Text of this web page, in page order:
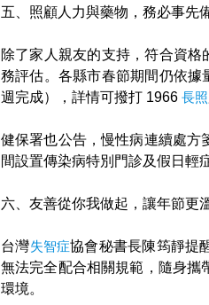
五、照顧人力與藥物，務必事先
除了家人親友的支持，符合資
務評估。各縣市春節期間仍依
週完成），詳情可撥打 1966 長照
健保署也公告，慢性病連續處方
間設置傳染病特別門診及假日輕
六、友善從你我做起，讓年節更
台灣失智症協會秘書長陳筠靜提
無法完全配合相關規範，隨身攜
環境。